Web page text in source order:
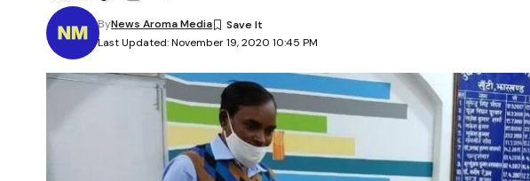
Last Updated: November 19, 2020 10:45 PM
ByNews Aroma Media